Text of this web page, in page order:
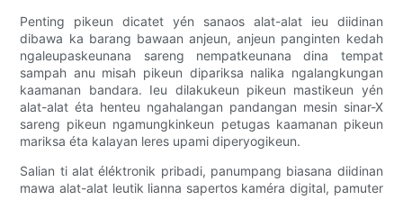
Penting pikeun dicatet yén sanaos alat-alat ieu diidinan
dibawa ka barang bawaan anjeun, anjeun panginten kedah
ngaleupaskeunana sareng nempatkeunana dina tempat
sampah anu misah pikeun dipariksa nalika ngalangkungan
kaamanan bandara. Ieu dilakukeun pikeun mastikeun yén
alat-alat éta henteu ngahalangan pandangan mesin sinar-X
sareng pikeun ngamungkinkeun petugas kaamanan pikeun
mariksa éta kalayan leres upami diperyogikeun.
Salian ti alat éléktronik pribadi, panumpang biasana diidinan
mawa alat-alat leutik lianna sapertos kaméra digital, pamuter